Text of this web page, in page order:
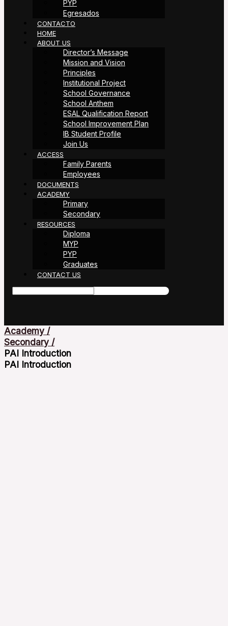
PYP
Egresados
CONTACTO
HOME
ABOUT US
Director’s Message
Mission and Vision
Principles
Institutional Project
School Governance
School Anthem
ESAL Qualification Report
School Improvement Plan
IB Student Profile
Join Us
ACCESS
Family Parents
Employees
DOCUMENTS
ACADEMY
Primary
Secondary
RESOURCES
Diploma
MYP
PYP
Graduates
CONTACT US
Academy /
Secondary /
PAI Introduction
PAI Introduction